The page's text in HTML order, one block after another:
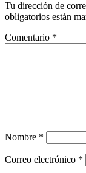
Tu dirección de
obligatorios están
Comentario *
Nombre *
Correo electrónico *